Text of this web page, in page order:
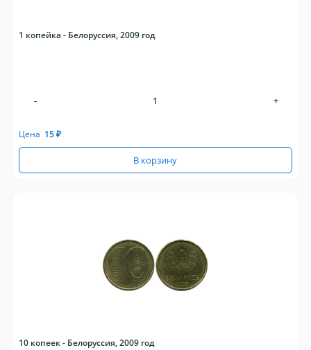
1 копейка - Белоруссия, 2009 год
- +
Цена 15₽
В корзину
10 копеек - Белоруссия, 2009 год